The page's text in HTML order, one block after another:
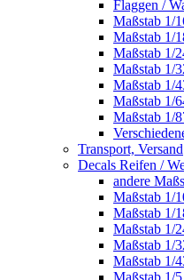
Flaggen /
Maßstab 1/
Maßstab 1/
Maßstab 1/
Maßstab 1/
Maßstab 1/
Maßstab 1/
Maßstab 1/
Transport, Versand
Decals Reifen /
andere
Maßstab 1/
Maßstab 1/
Maßstab 1/
Maßstab 1/
Maßstab 1/
Maßstab 1/